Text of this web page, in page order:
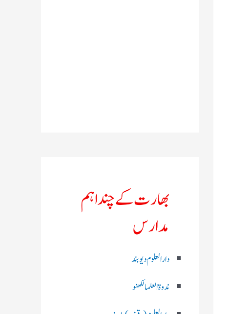
بھارت کے چند اہم
مدارس
دارالعلوم دیوبند
ندوۃالعلما لکھنو